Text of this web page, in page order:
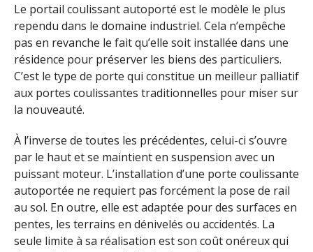
Le portail coulissant autoporté est le modèle le plus
rependu dans le domaine industriel. Cela n’empêche
pas en revanche le fait qu’elle soit installée dans une
résidence pour préserver les biens des particuliers.
C’est le type de porte qui constitue un meilleur palliatif
aux portes coulissantes traditionnelles pour miser sur
la nouveauté.
À l’inverse de toutes les précédentes, celui-ci s’ouvre
par le haut et se maintient en suspension avec un
puissant moteur. L’installation d’une porte coulissante
autoportée ne requiert pas forcément la pose de rail
au sol. En outre, elle est adaptée pour des surfaces en
pentes, les terrains en dénivelés ou accidentés. La
seule limite à sa réalisation est son coût onéreux qui